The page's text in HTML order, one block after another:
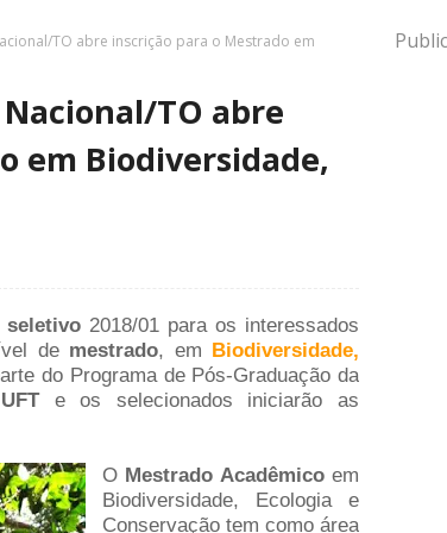
TO abre inscrição para o Mestrado em
TO abre
em Biodiversidade,
seletivo 2018/01 para os interessados
de mestrado, em Biodiversidade,
do Programa de Pós-Graduação da
e os selecionados iniciarão as
O Mestrado Acadêmicoem
Biodiversidade, Ecologia e
Conservação tem como área